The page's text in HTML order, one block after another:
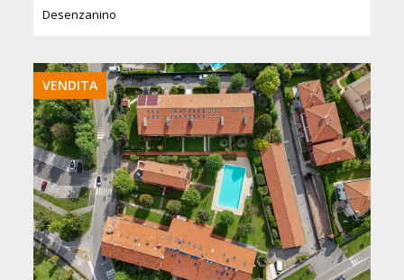
Desenzanino
VENDITA